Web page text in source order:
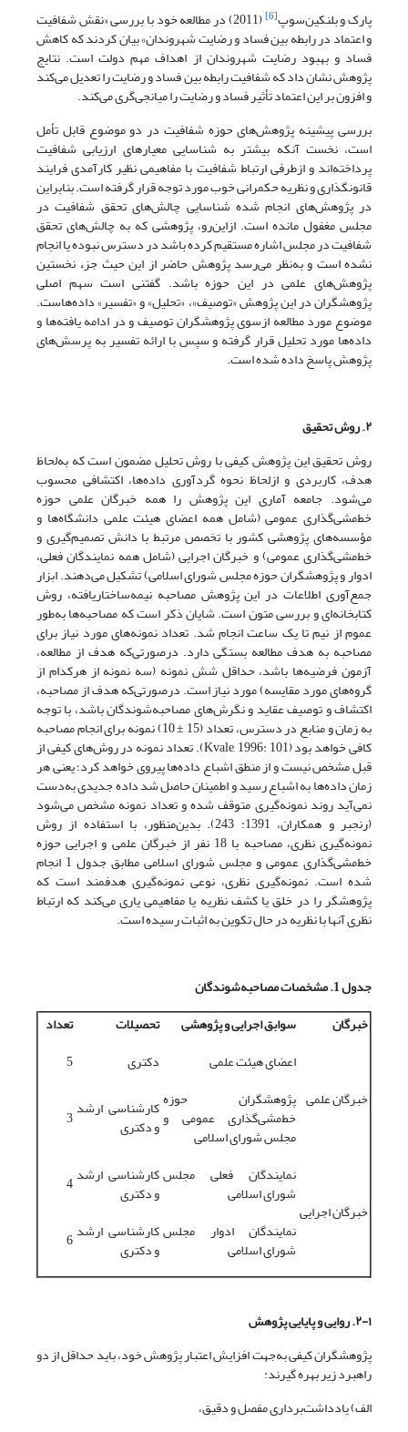
پارک و بلنکین‌سوپ[6] (2011) در مطالعه خود با بررسی «نقش شفافیت
و اعتماد در رابطه بین فساد و رضایت شهروندان» بیان کردند که کاهش
فساد و بهبود رضایت شهروندان از اهداف مهم دولت است. نتایج
پژوهش نشان داد که شفافیت رابطه بین فساد و رضایت را تعدیل می‌کند
و افزون بر این اعتماد تأثیر فساد و رضایت را میانجی‌گری می‌کند.
بررسی پیشینه پژوهش‌های حوزه شفافیت در دو موضوع قابل تأمل
است، نخست آنکه بیشتر به شناسایی معیارهای ارزیابی شفافیت
پرداخته‌اند و از‌طرفی ارتباط شفافیت با مفاهیمی نظیر کارآمدی فرایند
قانونگذاری و نظریه حکمرانی خوب مورد توجه قرار گرفته است. بنابراین
در پژوهش‌های انجام شده شناسایی چالش‌های تحقق شفافیت در
مجلس مغفول مانده ‌است. ازاین‌رو، پژوهشی که به چالش‌های تحقق
شفافیت در مجلس اشاره مستقیم کرده باشد در دسترس نبوده یا انجام
نشده است و به‌نظر می‌رسد پژوهش حاضر از این حیث جزء نخستین
پژوهش‌های علمی در این حوزه باشد. گفتنی است سهم اصلی
پژوهشگران در این پژوهش «توصیف»، «تحلیل» و «تفسیر» داده‌هاست.
موضوع مورد مطالعه ازسوی پژوهشگران توصیف و در ادامه یافته‌ها و
داده‌ها مورد تحلیل قرار گرفته و سپس با ارائه تفسیر به پرسش‌های
پژوهش پاسخ داده‌ شده ‌است.
۲. روش تحقیق
روش تحقیق این پژوهش کیفی با روش تحلیل مضمون است که به‌لحاظ
هدف، کاربردی و ازلحاظ نحوه گردآوری داده‌ها، اکتشافی محسوب
می‌شود. جامعه آماری این پژوهش را همه خبرگان علمی حوزه
خط‌مشی‌گذاری عمومی (شامل همه اعضای هیئت‌ علمی دانشگاه‌ها و
مؤسسه‌های پژوهشی کشور با تخصص مرتبط با دانش تصمیم‌گیری و
خط‌مشی‌گذاری عمومی) و خبرگان اجرایی (شامل همه نمایندگان فعلی،
ادوار و پژوهشگران حوزه مجلس شورای اسلامی) تشکیل می‌دهند. ابزار
جمع‌آوری اطلاعات در این پژوهش مصاحبه نیمه‌ساختاریافته، روش
کتابخانه‌ای و بررسی متون است. شایان‌ ذکر است که مصاحبه‌ها به‌طور
عموم از نیم تا یک ساعت انجام شد. تعداد نمونه‌های مورد نیاز برای
مصاحبه به هدف مطالعه بستگی دارد. در‌صورتی‌که هدف از مطالعه،
آزمون فرضیه‌ها باشد، حداقل شش نمونه (سه نمونه از هر‌کدام از
گروه‌های مورد مقایسه‌) مورد‌ نیاز است. در‌صورتی‌که هدف از مصاحبه،
اکتشاف و توصیف عقاید و نگرش‌های مصاحبه‌شوندگان باشد، با توجه
به زمان و منابع در دسترس، تعداد (15 ± 10) نمونه برای انجام مصاحبه
کافی خواهد بود (Kvale, 1996: 101). تعداد نمونه در روش‌های کیفی از
قبل مشخص نیست و از منطق اشباع داده‌ها پیروی خواهد کرد؛ یعنی هر
زمان داده‌ها به اشباع رسید و اطمینان حاصل شد داده جدیدی به‌دست
نمی‌آید روند نمونه‌گیری متوقف شده و تعداد نمونه مشخص می‌شود
(رنجبر و همکاران، 1391: 243). بدین‌منظور، با استفاده از روش
نمونه‌گیری نظری، مصاحبه با 18 نفر از خبرگان علمی و اجرایی حوزه
خط‌مشی‌گذاری عمومی و مجلس شورای اسلامی مطابق جدول 1 انجام
شده ‌است. نمونه‌گیری نظری، نوعی نمونه‌گیری هدفمند است که
پژوهشگر را در خلق یا کشف نظریه یا مفاهیمی یاری می‌کند که ارتباط
نظری آنها با نظریه در حال تکوین به اثبات رسیده است.
جدول 1. مشخصات مصاحبه
شوندگان
خبرگان
سوابق اجرایی و پژوهشی تحصیلات تعداد
خبرگان علمی
اعضای هیئت علمی دکتری
5
پژوهشگران حوزه
خط‌مشی‌گذاری عمومی و
مجلس شورای اسلامی
کارشناسی ارشد
و دکتری 3
خبرگان اجرایی
نمایندگان فعلی مجلس
شورای اسلامی
کارشناسی ارشد
و دکتری
4
نمایندگان ادوار مجلس
شورای اسلامی
کارشناسی ارشد
و دکتری 6
۲-۱. روایی و پایایی پژوهش
پژوهشگران کیفی به‌جهت افزایش اعتبار پژوهش خود، باید حداقل از دو
راهبرد زیر بهره گیرند:
الف) یادداشت‌برداری مفصل و دقیق،